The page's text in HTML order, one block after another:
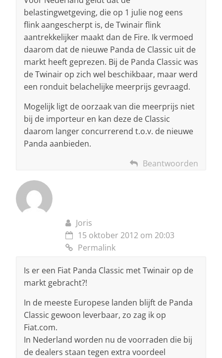
belastingwetgeving, die op 1 julie nog eens
flink aangescherpt is, de Twinair flink
aantrekkelijker maakt dan de Fire. Ik vermoed
daarom dat de nieuwe Panda de Classic uit de
markt heeft geprezen. Bij de Panda Classic was
de Twinair op zich wel beschikbaar, maar werd
een ronduit belachelijke meerprijs gevraagd.
Mogelijk ligt de oorzaak van die meerprijs niet
bij de importeur en kan deze de Classic
daarom langer concurrerend t.o.v. de nieuwe
Panda aanbieden.
Beantwoorden
Joris
15 oktober 2012 om 20:03
Permalink
Is er een Fiat Panda Classic met Twinair op de
markt gebracht?!
In de meeste Europese landen blijft de Panda
Classic gewoon leverbaar, zo zag ik op
Fiat.com.
In Nederland worden nu de voorraden die bij
de dealers staan tegen extra voordeel